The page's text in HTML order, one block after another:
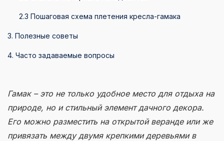
2.3 Пошаговая схема плетения кресла-гамака
3. Полезные советы
4. Часто задаваемые вопросы
Гамак – это не только удобное место для отдыха на
природе, но и стильный элемент дачного декора.
Его можно разместить на открытой веранде или же
привязать между двумя крепкими деревьями в